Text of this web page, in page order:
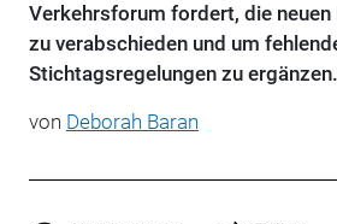
Verkehrsforum fordert, die neuen
zu verabschieden und um
Stichtagsregelungen zu ergänzen.
von Deborah Baran